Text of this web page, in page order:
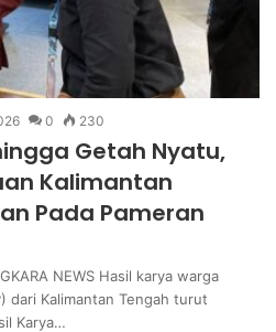
0 230
Getah Nyatu,
Kalimantan
Pada Pameran
NEWS Hasil karya warga
dari Kalimantan Tengah turut
Karya…